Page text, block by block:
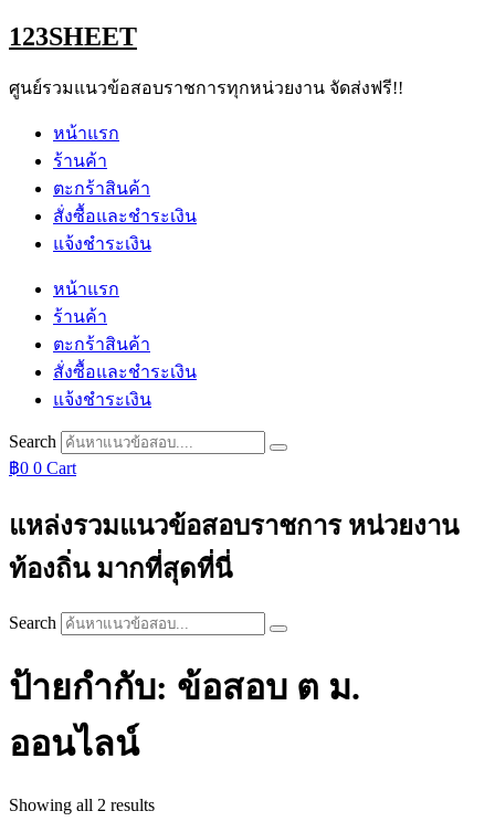
Skip
to
123SHEET
ศูนย์รวมแนวข้อสอบราชการทุกหน่วยงาน จัดส่งฟรี!!
หน้าแรก
ร้านค้า
ตะกร้าสินค้า
สั่งซื้อและชำระเงิน
แจ้งชำระเงิน
หน้าแรก
ร้านค้า
ตะกร้าสินค้า
สั่งซื้อและชำระเงิน
แจ้งชำระเงิน
Search
฿0 0 Cart
แหล่งรวมแนวข้อสอบราชการ หน่วยงาน
ท้องถิ่น มากที่สุดที่นี่
Search
ป้ายกำกับ: ข้อสอบ ต ม.
ออนไลน์
Showing all 2 resultsSorted